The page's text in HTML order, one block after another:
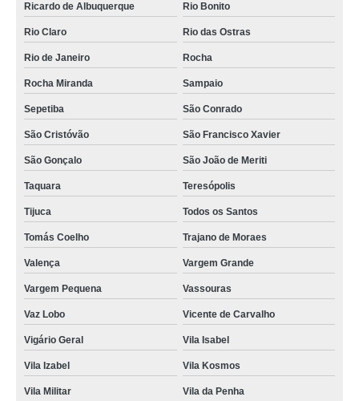
Ricardo de Albuquerque Rio Bonito
Rio Claro Rio das Ostras
Rio de Janeiro Rocha
Rocha Miranda Sampaio
Sepetiba São Conrado
São Cristóvão São Francisco Xavier
São Gonçalo São João de Meriti
Taquara Teresópolis
Tijuca Todos os Santos
Tomás Coelho Trajano de Moraes
Valença Vargem Grande
Vargem Pequena Vassouras
Vaz Lobo Vicente de Carvalho
Vigário Geral Vila Isabel
Vila Izabel Vila Kosmos
Vila Militar Vila da Penha